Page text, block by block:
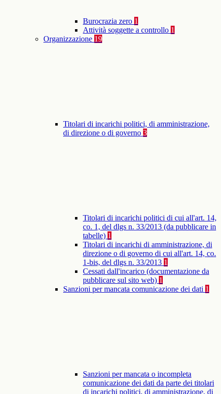
Burocrazia zero 1
Attività soggette a controllo 1
Organizzazione 19
Titolari di incarichi politici, di amministrazione,
di direzione o di governo 3
Titolari di incarichi politici di cui all'art. 14,
co. 1, del dlgs n. 33/2013 (da pubblicare in
tabelle) 1
Titolari di incarichi di amministrazione, di
direzione o di governo di cui all'art. 14, co.
1-bis, del dlgs n. 33/2013 1
Cessati dall'incarico (documentazione da
pubblicare sul sito web) 1
Sanzioni per mancata comunicazione dei dati 1
Sanzioni per mancata o incompleta
comunicazione dei dati da parte dei titolari
di incarichi politici, di amministrazione, di